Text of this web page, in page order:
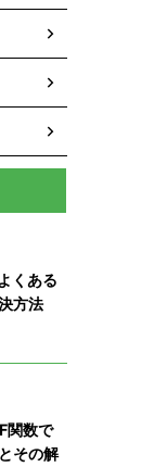
くある
方法
関数で
その解